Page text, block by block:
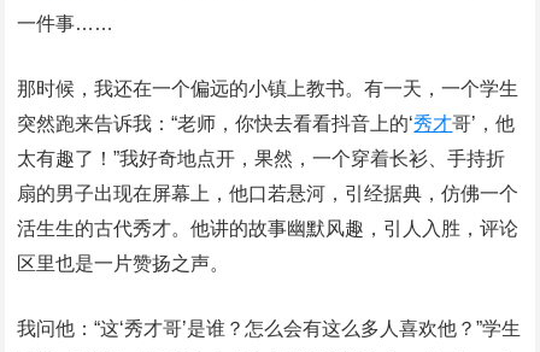
一件事……
那时候，我还在一个偏远的小镇上教书。有一天，一个学生
突然跑来告诉我：“老师，你快去看看抖音上的‘秀才哥’，他
太有趣了！”我好奇地点开，果然，一个穿着长衫、手持折
扇的男子出现在屏幕上，他口若悬河，引经据典，仿佛一个
活生生的古代秀才。他讲的故事幽默风趣，引人入胜，评论
区里也是一片赞扬之声。
我问他：“这‘秀才哥’是谁？怎么会有这么多人喜欢他？”学生